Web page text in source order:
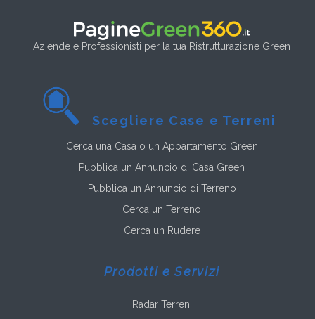
Aziende e Professionisti per la tua Ristrutturazione Green
Scegliere Case e Terreni
Cerca una Casa o un Appartamento Green
Pubblica un Annuncio di Casa Green
Pubblica un Annuncio di Terreno
Cerca un Terreno
Cerca un Rudere
Prodotti e Servizi
Radar Terreni